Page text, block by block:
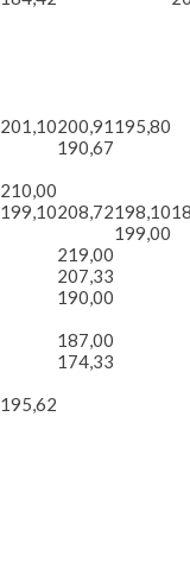
201,10200,91195,80
190,67
210,00
199,10208,72198,10
199,00
219,00
207,33
190,00
187,00
174,33
195,62